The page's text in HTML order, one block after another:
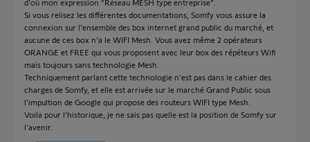
d'où mon expression "Réseau MESH type entreprise".
Si vous relisez les différentes documentations, Somfy vous assure la
connexion sur l'ensemble des box internet grand public du marché, et
aucune de ces box n'a le WIFI Mesh. Vous avez même 2 opérateurs
ORANGE et FREE qui vous proposent avec leur box des répéteurs Wifi
mais toujours sans technologie Mesh.
Techniquement parlant cette technologie n'est pas dans le cahier des
charges de Somfy, et elle est arrivée sur le marché Grand Public sous
l'impultion de Google qui propose des routeurs WIFI type Mesh.
Voila pour l'historique, je ne sais pas quelle est la position de Somfy sur
l'avenir.